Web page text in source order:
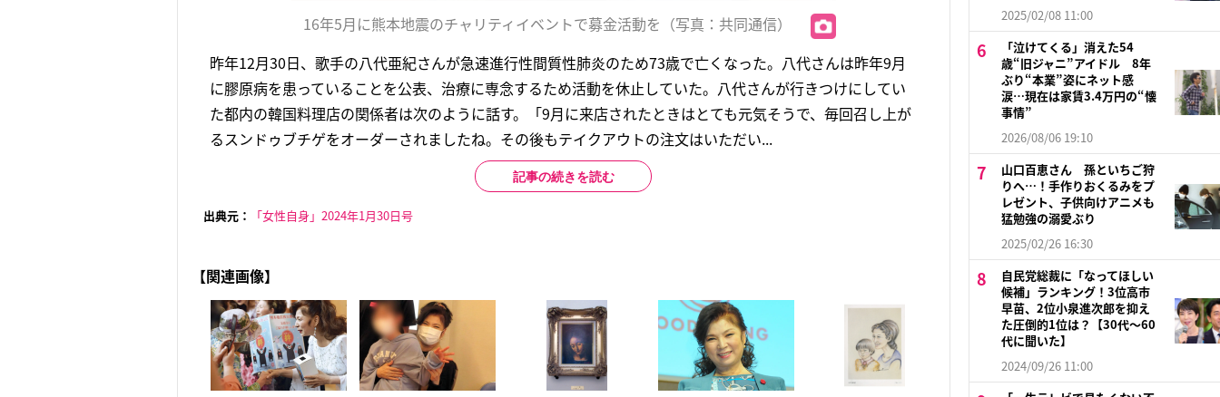
16年5月に熊本地震のチャリティイベントで募金活動を（写真：共同通信）
昨年12月30日、歌手の八代亜紀さんが急速進行性間質性肺炎のため73歳で亡くなった。八代さんは昨年9月
に膠原病を患っていることを公表、治療に専念するため活動を休止していた。八代さんが行きつけにしてい
た都内の韓国料理店の関係者は次のように話す。「9月に来店されたときはとても元気そうで、毎回召し上が
るスンドゥブチゲをオーダーされましたね。その後もテイクアウトの注文はいただい...
記事の続きを読む
出典元： 「女性自身」2024年1月30日号
【関連画像】
2025/02/08 11:00
「泣けてくる」消えた54
歳“旧ジャニ”アイドル 8年
ぶり“本業”姿にネット感
涙…現在は家賃3.4万円の“懐
事情”
2026/08/06 19:10
山口百恵さん 孫といちご狩
りへ…！手作りおくるみをプ
レゼント、子供向けアニメも
猛勉強の溺愛ぶり
2025/02/26 16:30
自民党総裁に「なってほしい
候補」ランキング！3位高市
早苗、2位小泉進次郎を抑え
た圧倒的1位は？【30代〜60
代に聞いた】
2024/09/26 11:00